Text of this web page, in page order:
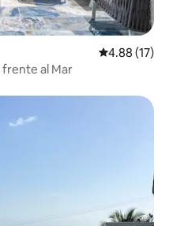
Calificación
4.88 (17)
frente al Mar